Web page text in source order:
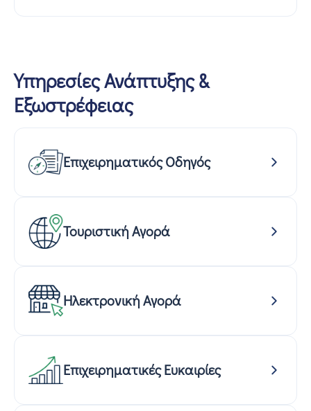
Υπηρεσίες Ανάπτυξης &
Εξωστρέφειας
Επιχειρηματικός Οδηγός
Τουριστική Αγορά
Ηλεκτρονική Αγορά
Επιχειρηματικές Ευκαιρίες